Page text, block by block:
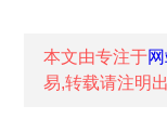
本文由专注于
易,转载请注明出